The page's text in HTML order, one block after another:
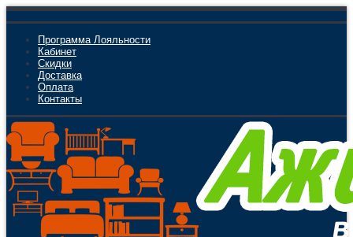
Программа Лояльности
Кабинет
Скидки
Доставка
Оплата
Контакты